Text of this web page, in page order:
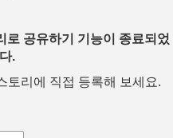
공유하기 기능이 종료되었
.
토리에 직접 등록해 보세요.